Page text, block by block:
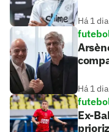
Há 1 dia
Há 1 dia
Ex-